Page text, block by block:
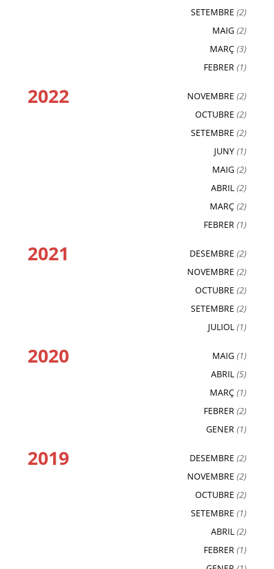
SETEMBRE (2)
MAIG (2)
MARÇ (3)
FEBRER (1)
2022 NOVEMBRE (2)
OCTUBRE (2)
SETEMBRE (2)
JUNY (1)
MAIG (2)
ABRIL (2)
MARÇ (2)
FEBRER (1)
2021 DESEMBRE (2)
NOVEMBRE (2)
OCTUBRE (2)
SETEMBRE (2)
JULIOL (1)
2020 MAIG (1)
ABRIL (5)
MARÇ (1)
FEBRER (2)
GENER (1)
2019 DESEMBRE (2)
NOVEMBRE (2)
OCTUBRE (2)
SETEMBRE (1)
ABRIL (2)
FEBRER (1)